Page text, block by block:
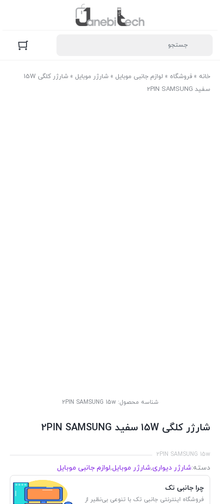
خانه » فروشگاه » لوازم جانبی موبایل » شارژر موبایل »
شارژر کلگی 15W
سفید 2PIN SAMSUNG
شناسه محصول:2PIN SAMSUNG 15w
شارژر کلگی 15W سفید 2PIN SAMSUNG
2PIN SAMSUNG 15w
دسته:شارژر دیواری,شارژر موبایل,لوازم جانبی موبایل
چرا جانبی تک
فروشگاه اینترنتی جانبی تک با تنوعی بی‌نظیر از